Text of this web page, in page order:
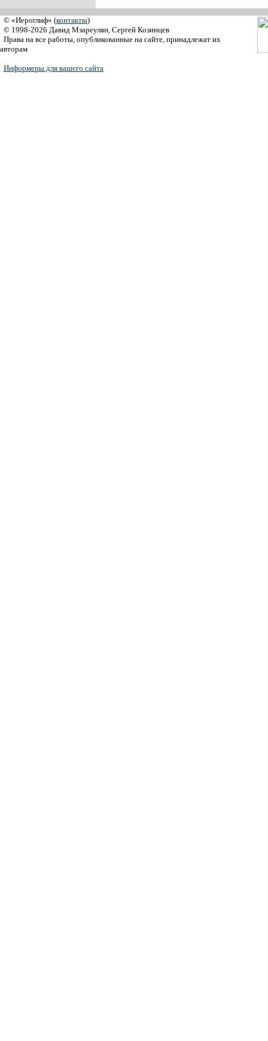
© «Иероглиф» (контакты)
© 1998-2026 Давид Мзареулян, Сергей Козинцев
Права на все работы, опубликованные на сайте, принадлежат их
авторам
Информеры для вашего сайта